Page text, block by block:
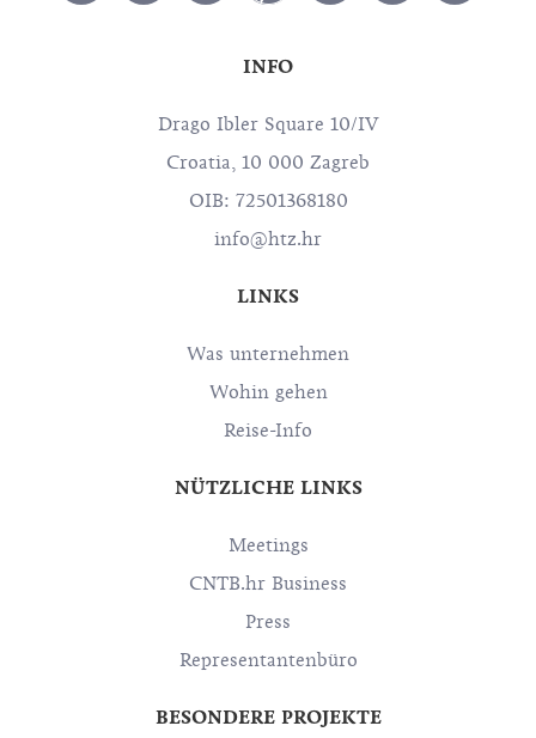
INFO
Drago Ibler Square 10/IV
Croatia, 10 000 Zagreb
OIB: 72501368180
info@htz.hr
LINKS
Was unternehmen
Wohin gehen
Reise-Info
NÜTZLICHE LINKS
Meetings
CNTB.hr Business
Press
Representantenbüro
BESONDERE PROJEKTE